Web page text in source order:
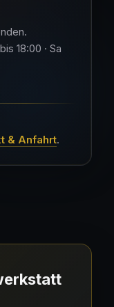
.
18:00 · Sa
& Anfahrt.